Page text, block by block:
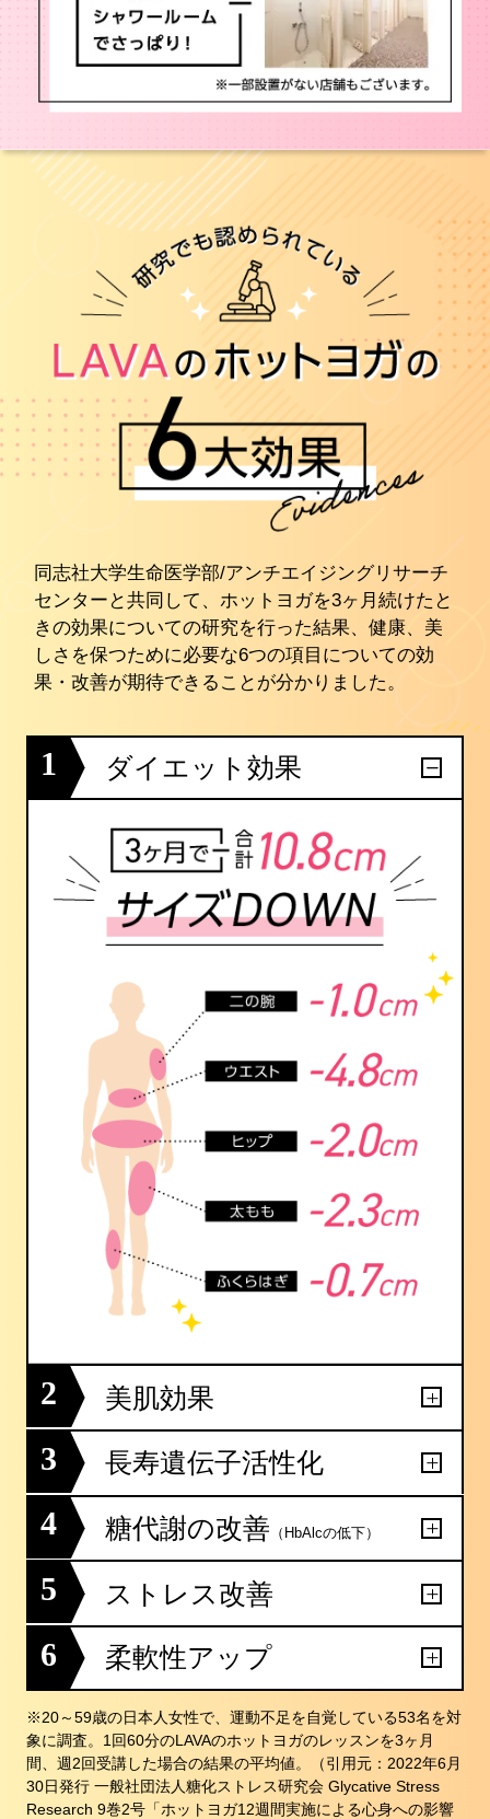
同志社大学生命医学部/アンチエイジングリサーチ
センターと共同して、ホットヨガを3ヶ月続けたと
きの効果についての研究を行った結果、健康、美
しさを保つために必要な6つの項目についての効
果・改善が期待できることが分かりました。
1 ダイエット効果
2 美肌効果
3 長寿遺伝子活性化
4 糖代謝の改善 （HbAlcの低下）
5 ストレス改善
6 柔軟性アップ
※20～59歳の日本人女性で、運動不足を自覚している53名を対
象に調査。1回60分のLAVAのホットヨガのレッスンを3ヶ月
間、週2回受講した場合の結果の平均値。（引用元：2022年6月
30日発行 一般社団法人糖化ストレス研究会 Glycative Stress
Research 9巻2号「ホットヨガ12週間実施による心身への影響